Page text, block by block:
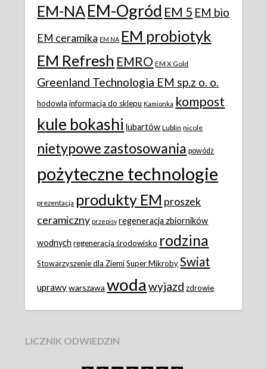
EM-NAEM-Ogród EM 5 EM bio
EM ceramika EM NA EM probiotyk
EM Refresh EMRO EM X Gold
Greenland Technologia EM sp.z o. o.
hodowla informacja do sklepu Kamionka kompost
kule bokashi lubartów Lublin nicole
nietypowe zastosowania powódż
pożyteczne technologie
prezentacja produkty EM proszek
ceramiczny przepisy regeneracja zbiorników
wodnych regeneracja środowisko rodzina
Stowarzyszenie dla Ziemi Super Mikroby Swiat
uprawy warszawa woda wyjazd zdrowie
LICZNIK ODWIEDZIN